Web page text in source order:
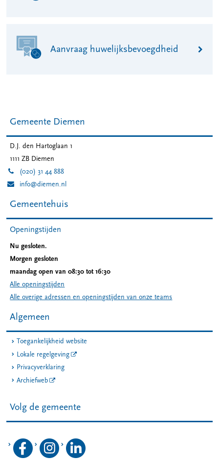
Aanvraag huwelijksbevoegdheid
Gemeente Diemen
D.J. den Hartoglaan 1
1111 ZB Diemen
(020) 31 44 888
info@diemen.nl
Gemeentehuis
Openingstijden
Nu gesloten.
Morgen gesloten
maandag open van 08:30 tot 16:30
Alle openingstijden
Alle overige adressen en openingstijden van onze teams
Algemeen
Toegankelijkheid website
Lokale regelgeving
Privacyverklaring
Archiefweb
Volg de gemeente